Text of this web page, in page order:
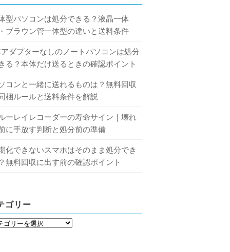
型パソコンは処分できる？液晶一体
ブラウン管一体型の違いと送料条件
ダプターなしのノートパソコンは処分
る？本体だけ送るときの確認ポイント
コンと一緒に送れるものは？無料回収
梱ルールと送料条件を解説
ーレイレコーダーの寿命サイン｜壊れ
に手放す判断と処分前の準備
化できないスマホはそのまま処分でき
無料回収に出す前の確認ポイント
ゴリー